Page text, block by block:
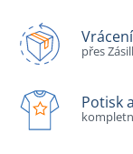
přes
Potisk